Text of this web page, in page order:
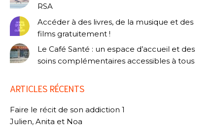
RSA
Accéder à des livres, de la musique et des
films gratuitement !
Le Café Santé : un espace d’accueil et des
soins complémentaires accessibles à tous
ARTICLES RÉCENTS
Faire le récit de son addiction 1
Julien, Anita et Noa